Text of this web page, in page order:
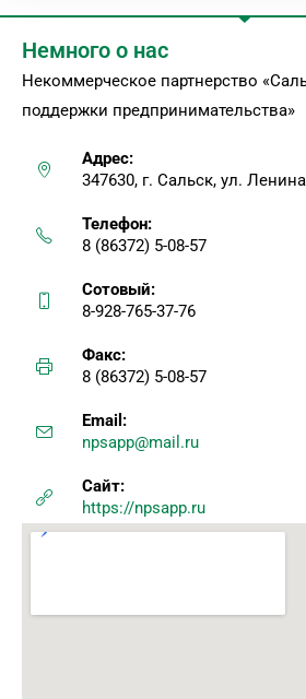
Немного о нас
Некоммерческое партнерство
поддержки предпринимательства»
Адрес:
347630, г. Сальск, ул.
Телефон:
8 (86372) 5-08-57
Сотовый:
8-928-765-37-76
Факс:
8 (86372) 5-08-57
Email:
npsapp@mail.ru
Сайт:
https://npsapp.ru